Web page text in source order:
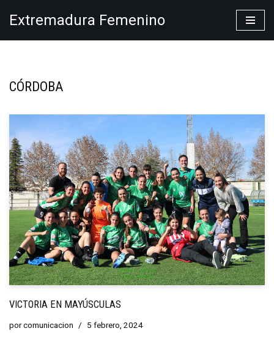
Extremadura Femenino
CÓRDOBA
VICTORIA EN MAYÚSCULAS
porcomunicacion 5 febrero, 2024